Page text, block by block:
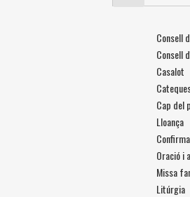
Consell
Consell
Casalot
Cap del
Lloança
Oració i
Missa
Litúrgia